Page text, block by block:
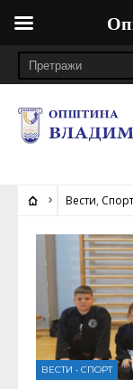
Вести, Спорт
ВЕСТИ • СПОРТ